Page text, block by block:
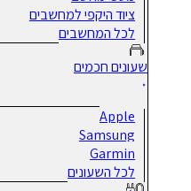
ציוד היקפי למחשבים
לכל המחשבים
שעונים חכמים
Apple
Samsung
Garmin
לכל השעונים